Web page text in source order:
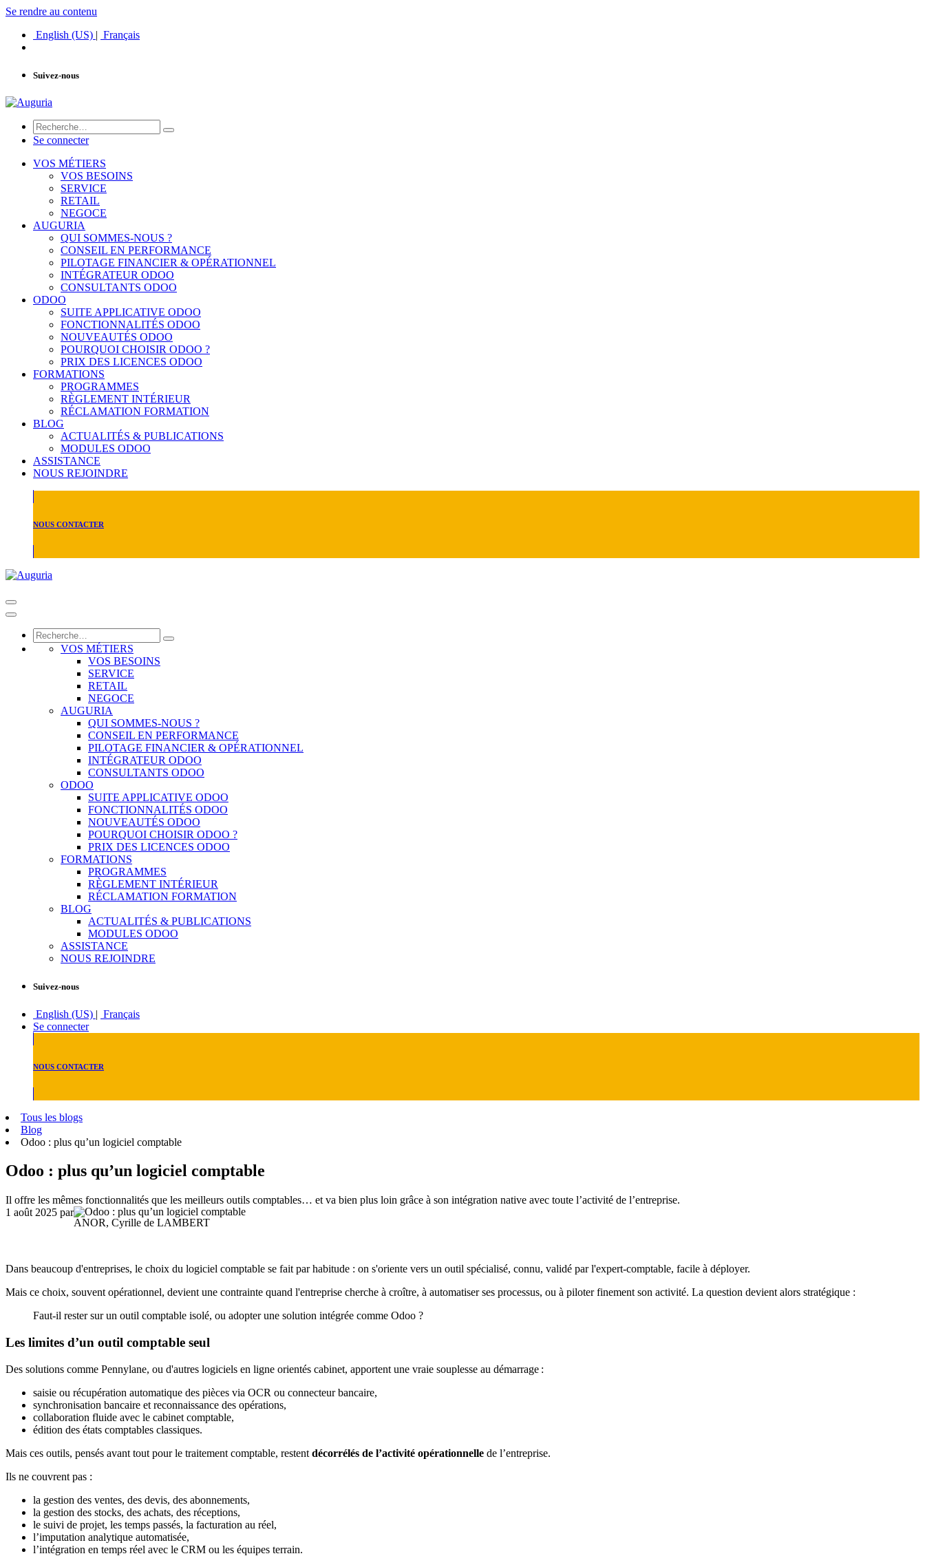
Se rendre au contenu
English (US) | Français
Suivez-nous
Se connecter
VOS MÉTIERS
VOS BESOINS
SERVICE
RETAIL
NEGOCE
AUGURIA
QUI SOMMES-NOUS ?
CONSEIL EN PERFORMANCE
PILOTAGE FINANCIER & OPÉRATIONNEL
INTÉGRATEUR ODOO
CONSULTANTS ODOO
ODOO
SUITE APPLICATIVE ODOO
FONCTIONNALITÉS ODOO
NOUVEAUTÉS ODOO
POURQUOI CHOISIR ODOO ?
PRIX DES LICENCES ODOO
FORMATIONS
PROGRAMMES
RÈGLEMENT INTÉRIEUR
RÉCLAMATION FORMATION
BLOG
ACTUALITÉS & PUBLICATIONS
MODULES ODOO
ASSISTANCE
NOUS REJOINDRE
NOUS CONTACTER
VOS MÉTIERS
VOS BESOINS
SERVICE
RETAIL
NEGOCE
AUGURIA
QUI SOMMES-NOUS ?
CONSEIL EN PERFORMANCE
PILOTAGE FINANCIER & OPÉRATIONNEL
INTÉGRATEUR ODOO
CONSULTANTS ODOO
ODOO
SUITE APPLICATIVE ODOO
FONCTIONNALITÉS ODOO
NOUVEAUTÉS ODOO
POURQUOI CHOISIR ODOO ?
PRIX DES LICENCES ODOO
FORMATIONS
PROGRAMMES
RÈGLEMENT INTÉRIEUR
RÉCLAMATION FORMATION
BLOG
ACTUALITÉS & PUBLICATIONS
MODULES ODOO
ASSISTANCE
NOUS REJOINDRE
Suivez-nous
English (US) | Français
Se connecter
NOUS CONTACTER
Tous les blogs
Blog
Odoo : plus qu’un logiciel comptable
Odoo : plus qu’un logiciel comptable
Il offre les mêmes fonctionnalités que les meilleurs outils comptables… et va bien plus loin grâce à son intégration native avec toute l’activité de l’entreprise.
1 août 2025 par
ANOR, Cyrille de LAMBERT
Dans beaucoup d'entreprises, le choix du logiciel comptable se fait par habitude : on s'oriente vers un outil spécialisé, connu, validé par l'expert-comptable, facile à déployer.
Mais ce choix, souvent opérationnel, devient une contrainte quand l'entreprise cherche à croître, à automatiser ses processus, ou à piloter finement son activité. La question devient alors stratégique :
Faut-il rester sur un outil comptable isolé, ou adopter une solution intégrée comme Odoo ?
Les limites d’un outil comptable seul
Des solutions comme Pennylane, ou d'autres logiciels en ligne orientés cabinet, apportent une vraie souplesse au démarrage :
saisie ou récupération automatique des pièces via OCR ou connecteur bancaire,
synchronisation bancaire et reconnaissance des opérations,
collaboration fluide avec le cabinet comptable,
édition des états comptables classiques.
Mais ces outils, pensés avant tout pour le traitement comptable, restent décorrélés de l’activité opérationnelle de l’entreprise.
Ils ne couvrent pas :
la gestion des ventes, des devis, des abonnements,
la gestion des stocks, des achats, des réceptions,
le suivi de projet, les temps passés, la facturation au réel,
l’imputation analytique automatisée,
l’intégration en temps réel avec le CRM ou les équipes terrain.